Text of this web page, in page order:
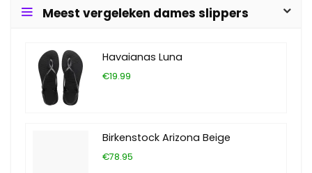
Meest vergeleken dames slippers
Havaianas Luna
€19.99
Birkenstock Arizona Beige
€78.95